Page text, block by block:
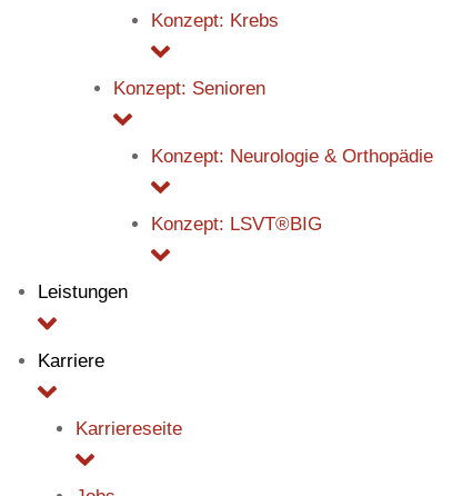
Konzept: Krebs
Konzept: Senioren
Konzept: Neurologie & Orthopädie
Konzept: LSVT®BIG
Leistungen
Karriere
Karriereseite